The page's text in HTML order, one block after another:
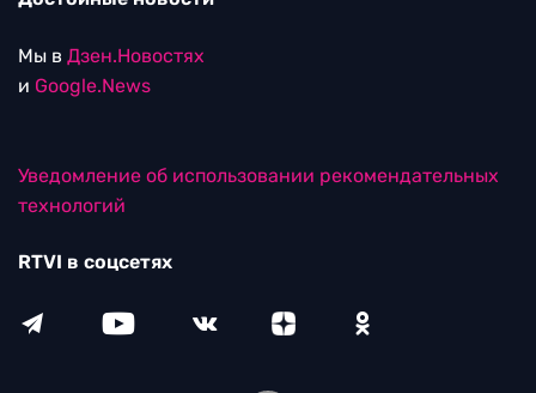
Мы в Дзен.Новостях
и Google.News
Уведомление об использовании рекомендательных
технологий
RTVI в соцсетях